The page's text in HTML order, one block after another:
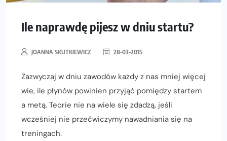
Ile naprawdę pijesz w dniu startu?
JOANNA SKUTKIEWICZ 28-03-2015
Zazwyczaj w dniu zawodów każdy z nas mniej więcej
wie, ile płynów powinien przyjąć pomiędzy startem
a metą. Teorie nie na wiele się zdadzą, jeśli
wcześniej nie przećwiczymy nawadniania się na
treningach.